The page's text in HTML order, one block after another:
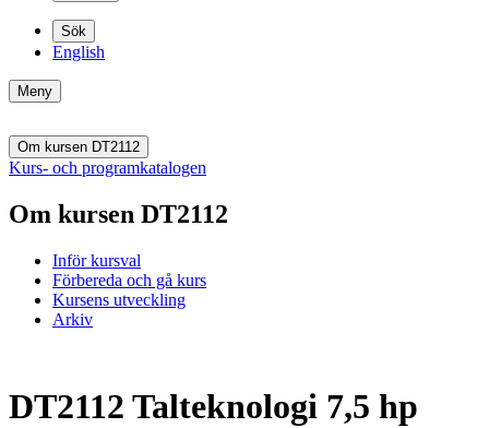
Sök
English
Meny
Om kursen DT2112
Kurs- och programkatalogen
Om kursen DT2112
Inför kursval
Förbereda och gå kurs
Kursens utveckling
Arkiv
DT2112 Talteknologi 7,5 hp